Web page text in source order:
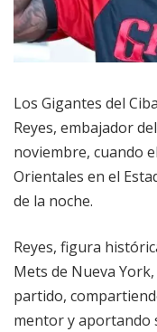
Los Gigantes del
Reyes, embajador
noviembre, cuando
Orientales en el
de la noche.
Reyes, figura
Mets de Nueva
partido,
mentor y aportando